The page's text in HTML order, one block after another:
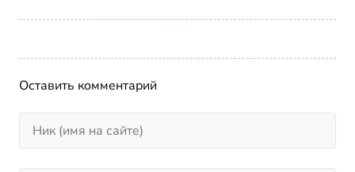
Оставить комментарий